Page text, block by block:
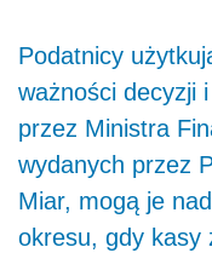
Podatnicy
ważności decyzji
przez Ministra
wydanych przez
Miar, mogą je
okresu, gdy kasy